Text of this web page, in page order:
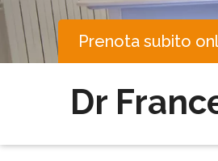
Prenota subito
Dr